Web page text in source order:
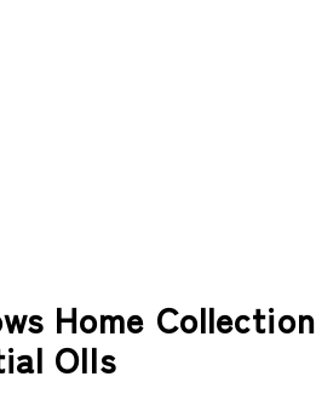
Home Collection
OIls